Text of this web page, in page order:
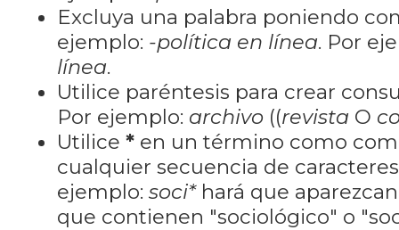
Excluya una palabra poniendo
ejemplo: -política en línea. Por
línea.
Utilice paréntesis para crear
Por ejemplo: archivo ((revista O
Utilice *en un término como
cualquier secuencia de
ejemplo: soci*hará que
que contienen "sociológico" o